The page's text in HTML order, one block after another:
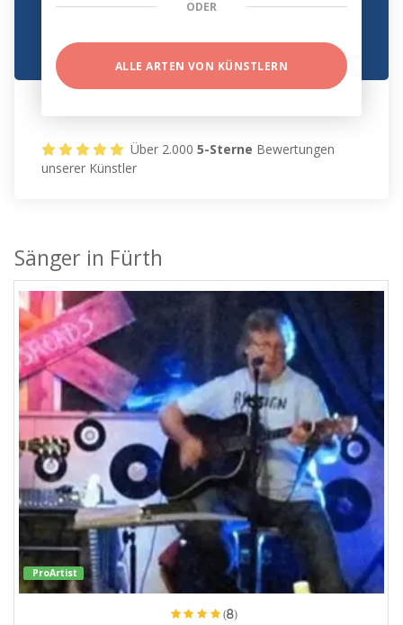
ODER
ALLE ARTEN VON KÜNSTLERN
Über 2.0005-Sterne Bewertungen
unserer Künstler
Sänger in Fürth
ProArtist
(8)